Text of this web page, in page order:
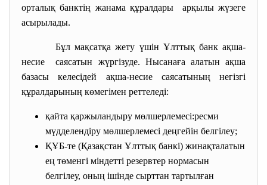
орталық банктің жанама құралдары арқылы жүзеге
асырылады.
Бұл мақсатқа жету үшін Ұлттық банк ақша-
несие саясатын жүргізуде. Нысанаға алатын ақша
базасы келесідей ақша-несие саясатының негізгі
құралдарының көмегімен реттеледі:
қайта қаржыландыру мөлшерлемесі:ресми
мүдделендіру мөлшерлемесі деңгейін белгілеу;
ҚҰБ-те (Қазақстан Ұлттық банкі) жинақталатын
ең төменгі міндетті резервтер нормасын
белгілеу, оның ішінде сырттан тартылған